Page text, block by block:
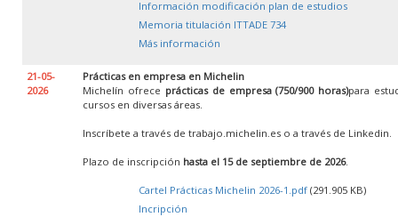
Información modificación plan de estudios
Memoria titulación ITTADE 734
Más información
21-05-
2026
Prácticas en empresa en Michelin
Michelín ofrece prácticas de empresa (750/900 horas)para
cursos en diversas áreas.
Inscríbete a través de trabajo.michelin.es o a través de Linkedin.
Plazo de inscripción hasta el 15 de septiembre de 2026.
Cartel Prácticas Michelin 2026-1.pdf (291.905 KB)
Incripción